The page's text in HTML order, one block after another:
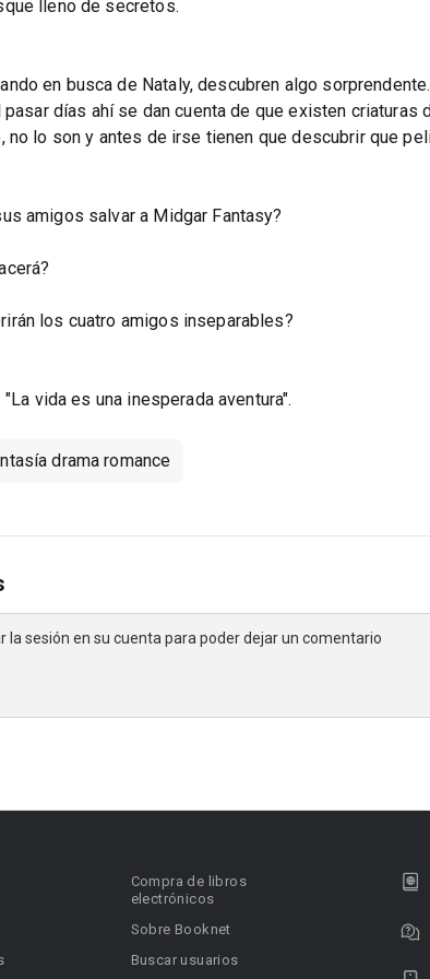
lleno de secretos.
en busca de Nataly, descubren algo
pasar días ahí se dan cuenta de que existen criaturas
no lo son y antes de irse tienen que descubrir que
amigos salvar a Midgar Fantasy?
los cuatro amigos inseparables?
vida es una inesperada aventura".
drama romance
la sesión en su cuenta para poder dejar un comentario
Compra de libros
electrónicos
Sobre Booknet
Buscar usuarios